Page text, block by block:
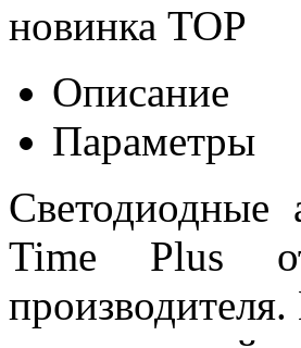
новинка TOP
Описание
Параметры
Time Plus